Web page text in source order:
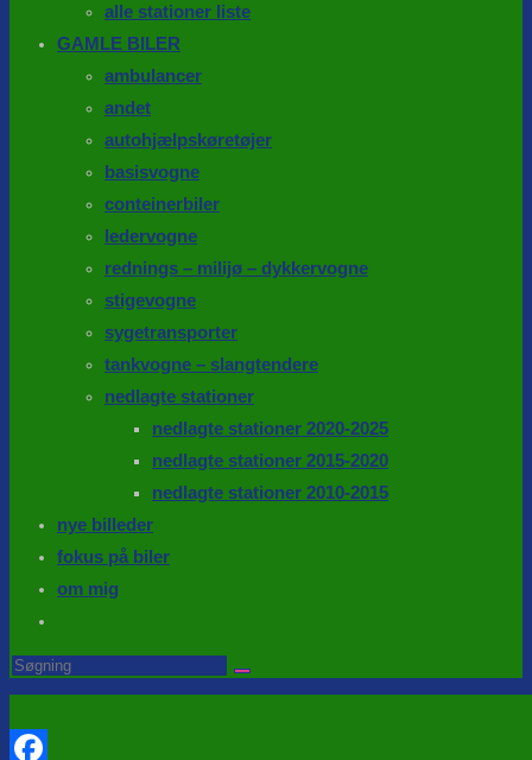
alle stationer liste
GAMLE BILER
ambulancer
andet
autohjælpskøretøjer
basisvogne
conteinerbiler
ledervogne
rednings – milijø – dykkervogne
stigevogne
sygetransporter
tankvogne – slangtendere
nedlagte stationer
nedlagte stationer 2020-2025
nedlagte stationer 2015-2020
nedlagte stationer 2010-2015
nye billeder
fokus på biler
om mig
website
search
Search
this
website